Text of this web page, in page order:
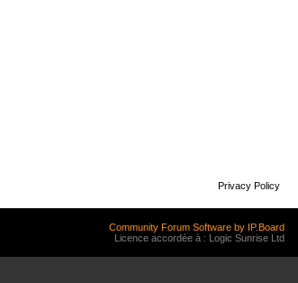
Privacy Policy
Community Forum Software by IP.Board
Licence accordée à : Logic Sunrise Ltd